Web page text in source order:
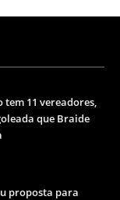
tem 11 vereadores,
que Braide
proposta para